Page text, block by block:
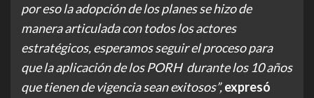
por eso la adopción de los planes se hizo de
manera articulada con todos los actores
estratégicos, esperamos seguir el proceso para
que la aplicación de los PORH durante los 10 años
que tienen de vigencia sean exitosos”,expresó